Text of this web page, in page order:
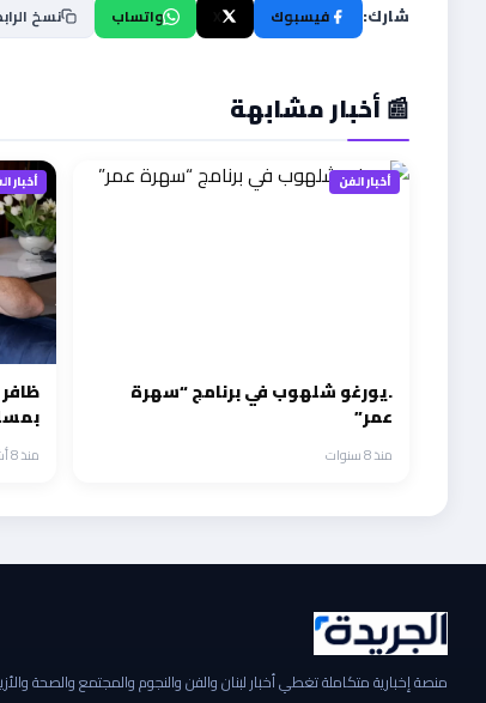
شارك: فيسبوك واتساب نسخ
📰 أخبار مشابهة
أخبار الفن
.يورغو شلهوب في برنامج “سهرة
عمر”
منذ 8 سنوات
أخبار
منذ 8 أشهر
منصة إخبارية متكاملة تغطي أخبار لبنان والفن والنجوم والمجتمع والصحة